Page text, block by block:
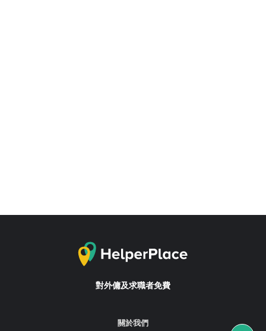
對外傭及求職者免費
關於我們